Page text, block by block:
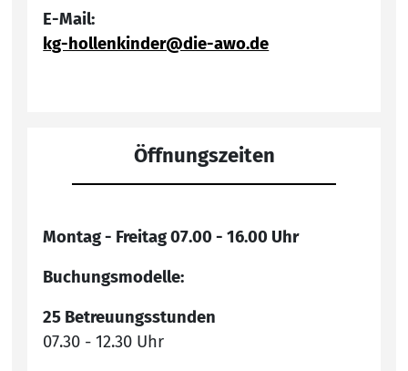
E-Mail:
kg-hollenkinder@die-awo.de
Öffnungszeiten
Montag - Freitag 07.00 - 16.00 Uhr
Buchungsmodelle:
25 Betreuungsstunden
07.30 - 12.30 Uhr